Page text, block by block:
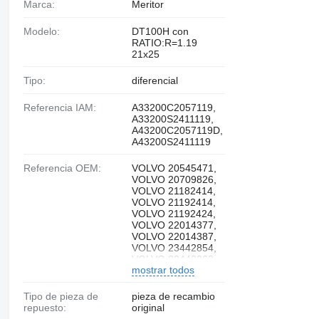
Marca: Meritor
Modelo:
DT100H con
RATIO:R=1.19
21x25
Tipo: diferencial
Referencia IAM:
A33200C2057119,
A33200S2411119,
A43200C2057119D,
A43200S2411119
Referencia OEM:
VOLVO 20545471,
VOLVO 20709826,
VOLVO 21182414,
VOLVO 21192414,
VOLVO 21192424,
VOLVO 22014377,
VOLVO 22014387,
VOLVO 23442854,
VOLVO 23442863,
VOLVO 23559915,
74 20 545 471,
R.V.I. 74 20 709
826, R.V.I.
mostrar todos
Tipo de pieza de
repuesto:
pieza de recambio
original